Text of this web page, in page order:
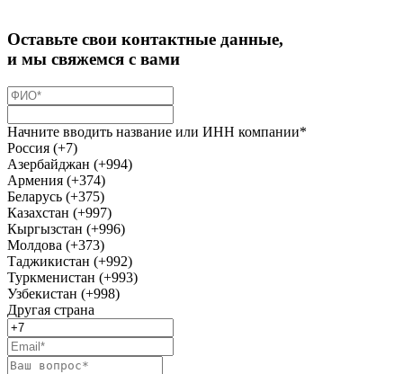
Оставьте свои контактные данные,
и мы свяжемся с вами
Начните вводить название или ИНН компании*
Россия (+7)
Азербайджан (+994)
Армения (+374)
Беларусь (+375)
Казахстан (+997)
Кыргызстан (+996)
Молдова (+373)
Таджикистан (+992)
Туркменистан (+993)
Узбекистан (+998)
Другая страна